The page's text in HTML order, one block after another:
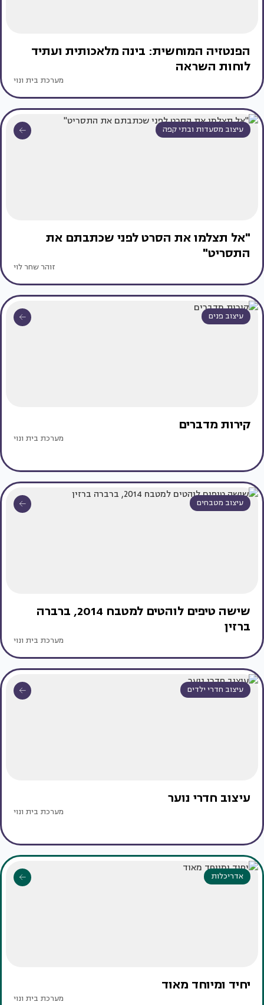
הפנטזיה המוחשית: בינה מלאכותית ועתיד
לוחות השראה
מערכת בית ונוי
עיצוב מסעדות ובתי קפה
"אל תצלמו את הסרט לפני שכתבתם את
התסריט"
זוהר שחר לוי
עיצוב פנים
קירות מדברים
מערכת בית ונוי
עיצוב מטבחים
שישה טיפים לוהטים למטבח 2014, ברברה
ברזין
מערכת בית ונוי
עיצוב חדרי ילדים
עיצוב חדרי נוער
מערכת בית ונוי
אדריכלות
יחיד ומיוחד מאוד
מערכת בית ונוי